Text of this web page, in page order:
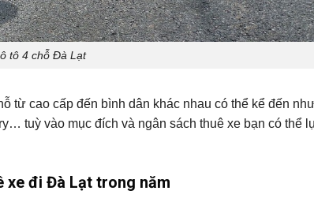
tô 4 chỗ Đà Lạt
từ cao cấp đến bình dân khác nhau có thể kể đến
tuỳ vào mục đích và ngân sách thuê xe bạn có thể
xe đi Đà Lạt trong năm